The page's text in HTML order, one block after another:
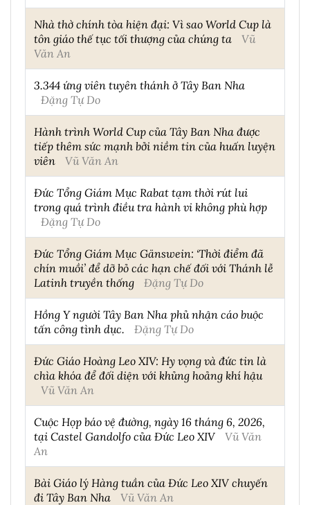
Nhà thờ chính tòa hiện đại: Vì sao World Cup là
tôn giáo thế tục tối thượng của chúng ta
Vũ
Văn An
3.344 ứng viên tuyên thánh ở Tây Ban Nha
Đặng Tự Do
Hành trình World Cup của Tây Ban Nha được
tiếp thêm sức mạnh bởi niềm tin của huấn luyện
viên
Vũ Văn An
Đức Tổng Giám Mục Rabat tạm thời rút lui
trong quá trình điều tra hành vi không phù hợp
Đặng Tự Do
Đức Tổng Giám Mục Gänswein: ‘Thời điểm đã
chín muồi’ để dỡ bỏ các hạn chế đối với Thánh lễ
Latinh truyền thống
Đặng Tự Do
Hồng Y người Tây Ban Nha phủ nhận cáo buộc
tấn công tình dục.
Đặng Tự Do
Đức Giáo Hoàng Leo XIV: Hy vọng và đức tin là
chìa khóa để đối diện với khủng hoảng khí hậu
Vũ Văn An
Cuộc Họp báo vệ đường, ngày 16 tháng 6, 2026,
tại Castel Gandolfo của Đức Leo XIV
Vũ Văn
An
Bài Giáo lý Hàng tuần của Đức Leo XIV chuyến
đi Tây Ban Nha
Vũ Văn An